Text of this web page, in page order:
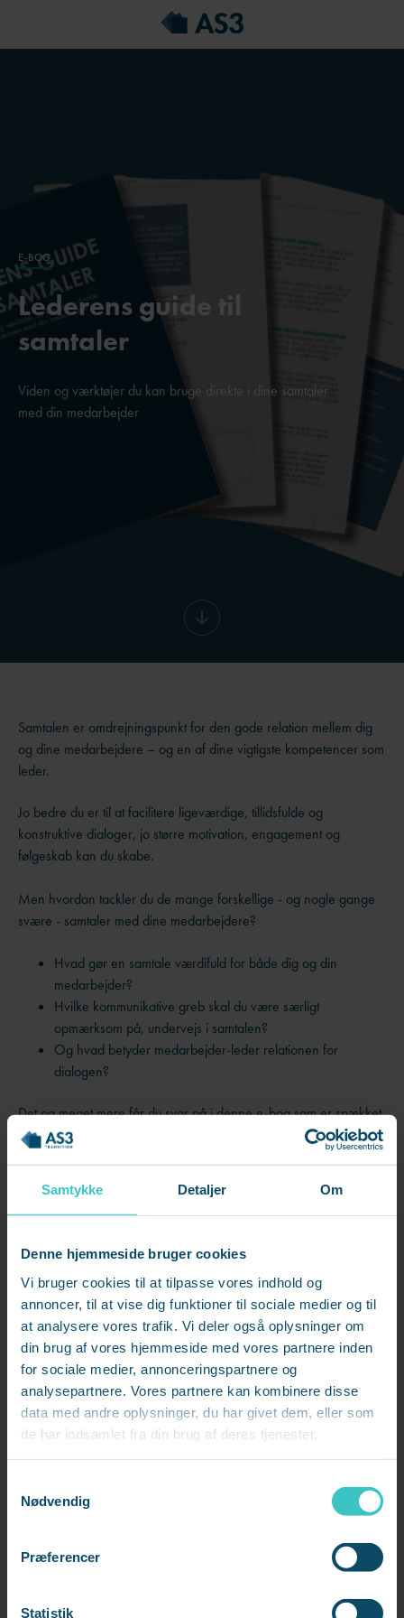
Samtykke Detaljer Om
Denne hjemmeside bruger cookies
Vi bruger cookies til at tilpasse vores indhold og
annoncer, til at vise dig funktioner til sociale medier og til
at analysere vores trafik. Vi deler også oplysninger om
din brug af vores hjemmeside med vores partnere inden
for sociale medier, annonceringspartnere og
analysepartnere. Vores partnere kan kombinere disse
data med andre oplysninger, du har givet dem, eller som
de har indsamlet fra din brug af deres tjenester.
Nødvendig
Præferencer
Statistik
E-BOG
Lederens guide til
samtaler
Viden og værktøjer du kan bruge direkte i dine samtaler
med din medarbejder
Samtalen er omdrejningspunkt for den gode relation mellem dig
og dine medarbejdere – og en af dine vigtigste kompetencer som
leder.
Jo bedre du er til at facilitere ligeværdige, tillidsfulde og
konstruktive dialoger, jo større motivation, engagement og
følgeskab kan du skabe.
Men hvordan tackler du de mange forskellige - og nogle gange
svære - samtaler med dine medarbejdere?
Hvad gør en samtale værdifuld for både dig og din
medarbejder?
Hvilke kommunikative greb skal du være særligt
opmærksom på, undervejs i samtalen?
Og hvad betyder medarbejder-leder relationen for
dialogen?
Det og meget mere får du svar på i denne e-bog som er spækket
med konkrete råd og vigtige værktøjer du kan bruge med det
5 samtaleguides i én
Medarbejderudviklingssamtalen
Den svære samtale, hvor du skal korrigere adfærd eller
italesætte performance
Samtalen med den stressramte medarbejder
Senkarrieresamtalen
Opsigelsessamtalen
Fornavn*